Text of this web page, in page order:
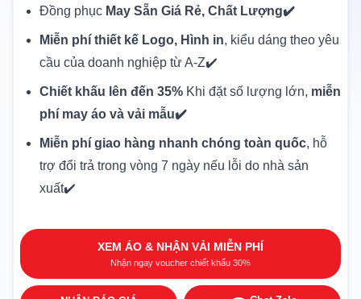
Đồng phục May Sẵn Giá Rẻ, Chất Lượng✔️
Miễn phí thiết kế Logo, Hình in, kiểu dáng theo yêu
cầu của doanh nghiệp từ A-Z✔️
Chiết khấu lên đến 35% Khi đặt số lượng lớn, miễn
phí may áo và vải mẫu✔️
Miễn phí giao hàng nhanh chóng toàn quốc, hỗ
trợ đổi trả trong vòng 7 ngày nếu lỗi do nhà sản
xuất✔️
XEM ÁO & NHẬN VẢI MIỄN PHÍ
Nhận ngay voucher chiết khấu 30%